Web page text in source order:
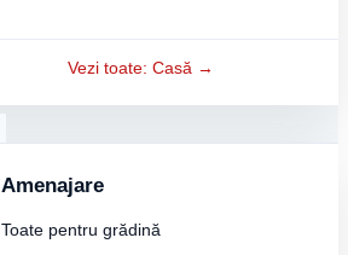
Vezi toate: Casă →
Amenajare
Toate pentru grădină